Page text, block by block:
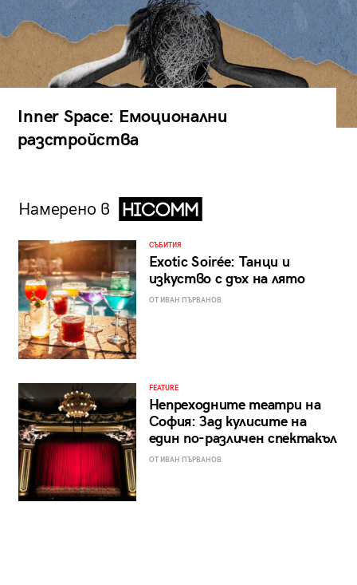
Inner Space: Емоционални
разстройства
Намерено в
СЪБИТИЯ
Exotic Soirée: Танци и
изкуство с дъх на лято
ОТ ИВАН ПЪРВАНОВ
FEATURE
Непреходните театри на
София: Зад кулисите на
един по-различен спектакъл
ОТ ИВАН ПЪРВАНОВ